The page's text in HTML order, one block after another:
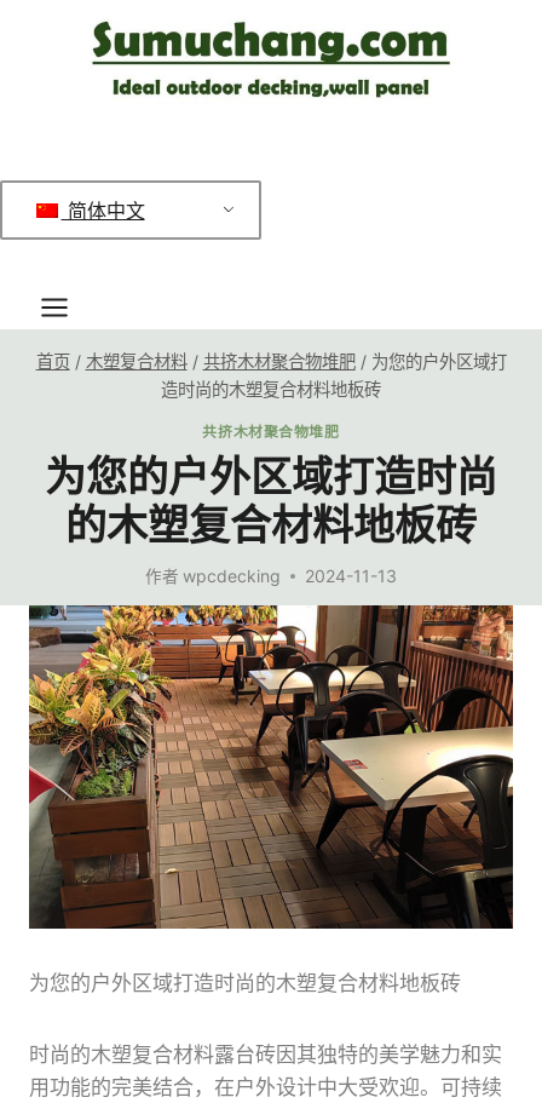
简体中文
首页 / 木塑复合材料 / 共挤木材聚合物堆肥 / 为您的户外区域打
造时尚的木塑复合材料地板砖
共挤木材聚合物堆肥
为您的户外区域打造时尚
的木塑复合材料地板砖
作者 wpcdecking 2024-11-13
为您的户外区域打造时尚的木塑复合材料地板砖
时尚的木塑复合材料露台砖因其独特的美学魅力和实
用功能的完美结合，在户外设计中大受欢迎。可持续